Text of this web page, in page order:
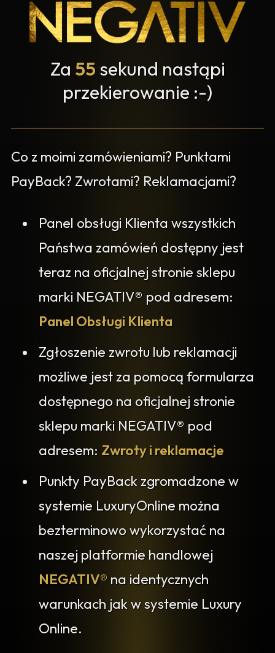
Za 55 sekund nastąpi
przekierowanie :-)
Co z moimi zamówieniami? Punktami
PayBack? Zwrotami? Reklamacjami?
Panel obsługi Klienta wszystkich
Państwa zamówień dostępny jest
teraz na oficjalnej stronie sklepu
marki NEGATIV® pod adresem:
Panel Obsługi Klienta
Zgłoszenie zwrotu lub reklamacji
możliwe jest za pomocą formularza
dostępnego na oficjalnej stronie
sklepu marki NEGATIV® pod
adresem: Zwroty i reklamacje
Punkty PayBack zgromadzone w
systemie LuxuryOnline można
bezterminowo wykorzystać na
naszej platformie handlowej
NEGATIV® na identycznych
warunkach jak w systemie Luxury
Online.